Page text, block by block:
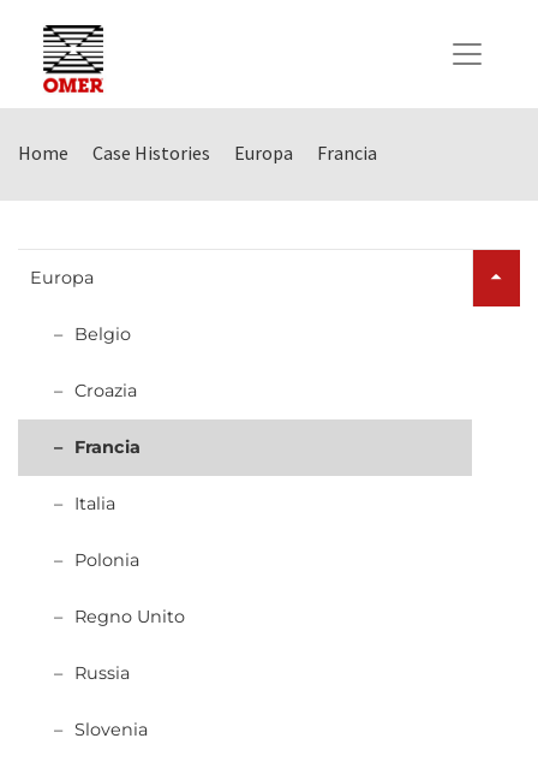
Home Case Histories Europa Francia
Europa
Belgio
Croazia
Francia
Italia
Polonia
Regno Unito
Russia
Slovenia